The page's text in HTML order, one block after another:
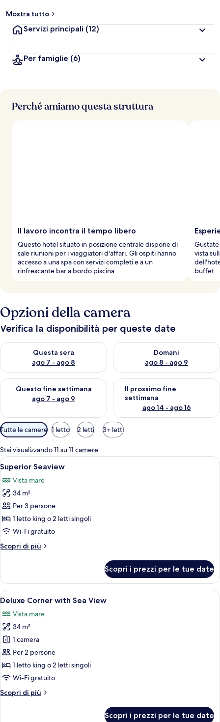
Mostra tutto
Servizi principali (12)
Per famiglie (6)
Perché amiamo questa struttura
Il lavoro incontra il tempo libero
Questo hotel situato in posizione centrale dispone di
sale riunioni per i viaggiatori d'affari. Gli ospiti hanno
accesso a una spa con servizi completi e a un
rinfrescante bar a bordo piscina.
vista
buffet.
Opzioni della camera
Verifica la disponibilità per queste date
Questa sera
ago 7 - ago 8
Verifica la disponibilità per questa sera, ago 7 - ago 8
Domani
ago 8 - ago 9
Verifica la disponibilità per
Questo fine settimana
ago 7 - ago 9
Verifica la disponibilità per questo fine settimana, ago 7 - ago
Il prossimo fine
settimana
ago 14 - ago 16
Verifica la disponibilità per il
Filtri
disponibili
per
le
camere
Tutte le camere 1 letto 2 letti 3+ letti
Stai visualizzando 11 su 11 camere
Apri
tutte
le
foto
per
Superior
Seaview
Camera d'albergo moderna con un
8
Superior Seaview
Vista mare
34 m²
Per 3 persone
1 letto king o 2 letti singoli
Wi-Fi gratuito
Scopri di più
Altri
Seaview
Scopri i prezzi per le tue date
Apri
tutte
le
foto
per
Deluxe
Corner
with
View
Una camera d'albergo moderna con
7
Deluxe Corner with Sea View
Vista mare
34 m²
1 camera
Per 2 persone
1 letto king o 2 letti singoli
Wi-Fi gratuito
Scopri di più
Altri
Scopri i prezzi per le tue date